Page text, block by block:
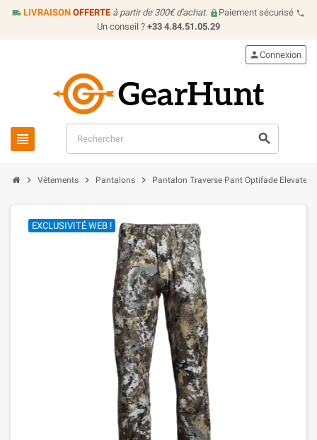
local_shipping LIVRAISON OFFERTE à partir de 300€ d'achat. lock Paiement sécurisé call
Un conseil ? +33 4.84.51.05.29
view_headline search
personConnexion
chevron_right Vêtements chevron_right Pantalons chevron_right Pantalon Traverse Pant Optifade Elevated
EXCLUSIVITÉ WEB !